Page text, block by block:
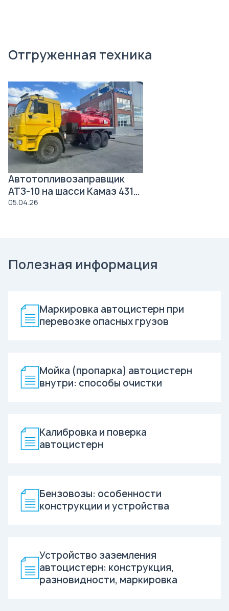
Отгруженная техника
Автотопливозаправщик
АТЗ-10 на шасси Камаз 43118
Роснефть
05.04.26
Полезная информация
Маркировка автоцистерн при
перевозке опасных грузов
Мойка (пропарка) автоцистерн
внутри: способы очистки
Калибровка и поверка
автоцистерн
Бензовозы: особенности
конструкции и устройства
Устройство заземления
автоцистерн: конструкция,
разновидности, маркировка